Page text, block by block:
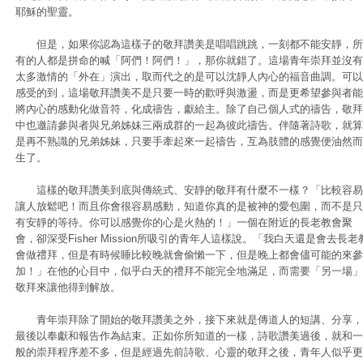
耶穌的聖靈。
但是，如果你認為這樣子的敬拜讚美是唱唱跳跳，一刻都不能安靜，所
有的人都是拼命的喊「阿們！阿們！」，那你就錯了。這場青年崇拜並沒有
太多激情的「外在」演出，取而代之的是可以沈靜人內心的福音曲調。可以
感受的到，這場敬拜讚美不是只要一時的歡呼與激盪，而是更希望參與者能
將內心的感動化做音符，化成禱告，獻給主。除了自己個人式的禱告，敬拜
中也邀請參與者與兄弟姊妹三兩成群的一起為彼此禱告。伴隨著詩歌，就算
是再不熟識的兄弟姊妹，只要手牽起來一起禱告，互為肢體的感覺便油然而
生了。
這樣的敬拜讚美到底與傳統式、安靜的敬拜有什麼不一樣？「比較容易
讓人放鬆吧！而且你會很容易感動，知道你真的是被神的愛包圍，而不是只
有安靜的等待。你可以感覺你的心是火熱的！」一個在附近的長老教會聚
會，卻深受Fisher Mission所吸引的青年人這樣說。「我白天還是會去長老
會做禮拜，但是有時候睡比較晚就會偷懶一下，但是晚上都會儘可能的來參
加！」在他的心目中，似乎白天的禮拜不能完全地滿足，而需要「另一場」
敬拜來讓他得到解放。
青年崇拜除了開始的敬拜讚美之外，接下來就是傳道人的短講、分享，
最後以奉獻和報告作為結束。正如你所知道的一樣，詩歌讚美過後，就和一
般的崇拜程序差不多，但是經過先前詩歌、心靈的敬拜之後，青年人似乎更